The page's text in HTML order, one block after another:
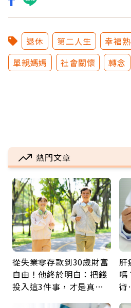
退休 第二人生 幸福
單親媽媽
社會關懷 轉念
熱門文章
從失業零存款到30歲財富
自由！他終於明白：把錢
投入這3件事，才是真正
肝
嗎
術